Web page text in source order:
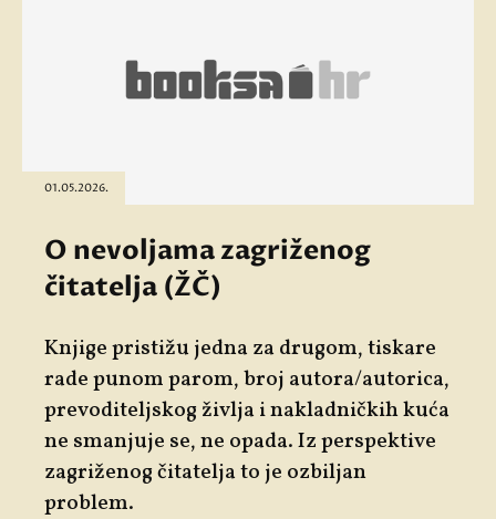
01.05.2026.
O nevoljama zagriženog
čitatelja (ŽČ)
Knjige pristižu jedna za drugom, tiskare
rade punom parom, broj autora/autorica,
prevoditeljskog življa i nakladničkih kuća
ne smanjuje se, ne opada. Iz perspektive
zagriženog čitatelja to je ozbiljan
problem.